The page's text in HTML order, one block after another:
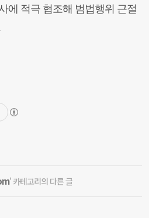
에 적극 협조해 범법행위 근절
' 카테고리의 다른 글